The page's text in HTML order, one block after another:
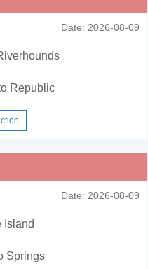
Date: 2026-08-09
Republic
Date: 2026-08-09
Island
Springs